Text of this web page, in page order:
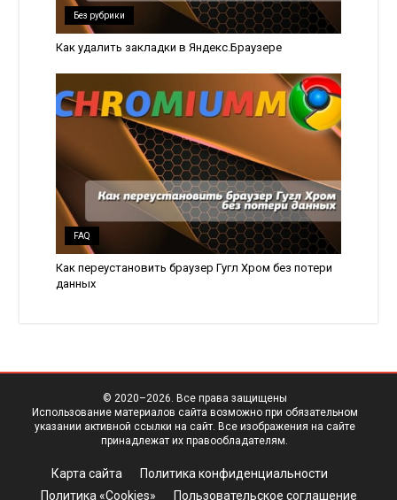
Без рубрики
Как удалить закладки в Яндекс.Браузере
FAQ
Как переустановить браузер Гугл Хром без потери
данных
© 2020–2026. Все права защищены
Использование материалов сайта возможно при обязательном
указании активной ссылки на сайт. Все изображения на сайте
принадлежат их правообладателям.
Карта сайта
Политика конфиденциальности
Политика «Cookies»
Пользовательское соглашение